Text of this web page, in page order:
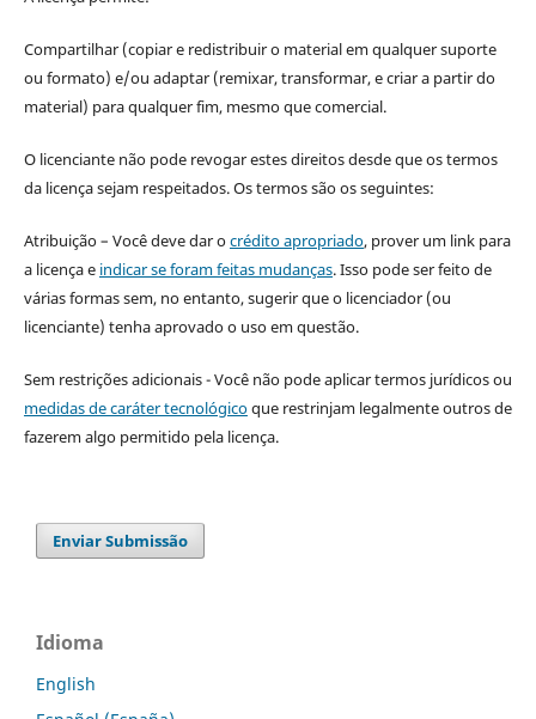
Compartilhar (copiar e redistribuir o material em qualquer suporte
ou formato) e/ou adaptar (remixar, transformar, e criar a partir do
material) para qualquer fim, mesmo que comercial.
O licenciante não pode revogar estes direitos desde que os termos
da licença sejam respeitados. Os termos são os seguintes:
Atribuição – Você deve dar ocrédito apropriado, prover um link para
a licença e indicar se foram feitas mudanças. Isso pode ser feito de
várias formas sem, no entanto, sugerir que o licenciador (ou
licenciante) tenha aprovado o uso em questão.
Sem restrições adicionais - Você não pode aplicar termos jurídicos ou
medidas de caráter tecnológicoque restrinjam legalmente outros de
fazerem algo permitido pela licença.
Enviar Submissão
Idioma
English